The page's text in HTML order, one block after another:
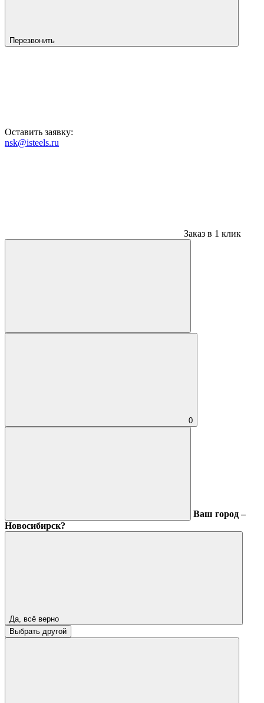
Перезвонить
Оставить заявку:
nsk@isteels.ru
Заказ в 1 клик
0
Ваш город –
Новосибирск?
Да, всё верно
Выбрать другой